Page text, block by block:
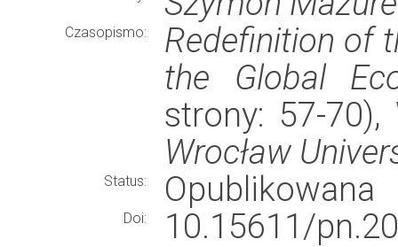
Czasopismo:
Redefinition of
the Global
strony: 57-
Wrocław
Status: Opublikowana
Doi:
10.15611/